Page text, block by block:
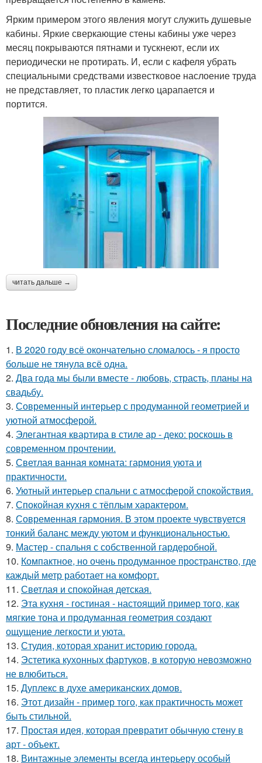
Ярким примером этого явления могут служить душевые
кабины. Яркие сверкающие стены кабины уже через
месяц покрываются пятнами и тускнеют, если их
периодически не протирать. И, если с кафеля убрать
специальными средствами известковое наслоение труда
не представляет, то пластик легко царапается и
портится.
читать дальше →
Последние обновления на сайте:
1. В 2020 году всё окончательно сломалось - я просто
больше не тянула всё одна.
2. Два года мы были вместе - любовь, страсть, планы на
свадьбу.
3. Современный интерьер с продуманной геометрией и
уютной атмосферой.
4. Элегантная квартира в стиле ар - деко: роскошь в
современном прочтении.
5. Светлая ванная комната: гармония уюта и
практичности.
6. Уютный интерьер спальни с атмосферой спокойствия.
7. Спокойная кухня с тёплым характером.
8. Современная гармония. В этом проекте чувствуется
тонкий баланс между уютом и функциональностью.
9. Мастер - спальня с собственной гардеробной.
10. Компактное, но очень продуманное пространство, где
каждый метр работает на комфорт.
11. Светлая и спокойная детская.
12. Эта кухня - гостиная - настоящий пример того, как
мягкие тона и продуманная геометрия создают
ощущение легкости и уюта.
13. Студия, которая хранит историю города.
14. Эстетика кухонных фартуков, в которую невозможно
не влюбиться.
15. Дуплекс в духе американских домов.
16. Этот дизайн - пример того, как практичность может
быть стильной.
17. Простая идея, которая превратит обычную стену в
арт - объект.
18. Винтажные элементы всегда интерьеру особый